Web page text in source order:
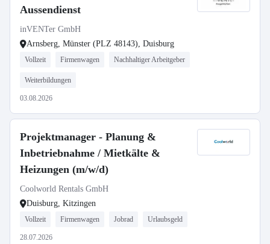
Aussendienst
inVENTer GmbH
Arnsberg, Münster (PLZ 48143), Duisburg
Vollzeit Firmenwagen Nachhaltiger Arbeitgeber
Weiterbildungen
03.08.2026
Projektmanager - Planung &
Inbetriebnahme / Mietkälte &
Heizungen (m/w/d)
Coolworld Rentals GmbH
Duisburg, Kitzingen
Vollzeit Firmenwagen Jobrad Urlaubsgeld
28.07.2026